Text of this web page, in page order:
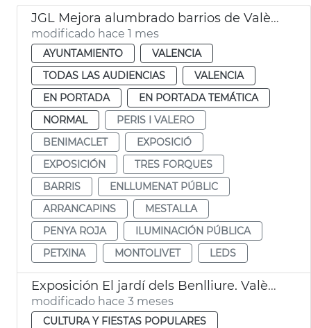
JGL Mejora alumbrado barrios de València
modificado hace 1 mes
AYUNTAMIENTO
VALENCIA
TODAS LAS AUDIENCIAS
VALENCIA
EN PORTADA
EN PORTADA TEMÁTICA
NORMAL
PERIS I VALERO
BENIMACLET
EXPOSICIÓ
EXPOSICIÓN
TRES FORQUES
BARRIS
ENLLUMENAT PÚBLIC
ARRANCAPINS
MESTALLA
PENYA ROJA
ILUMINACIÓN PÚBLICA
PETXINA
MONTOLIVET LEDS
Exposición El jardí dels Benlliure. València
modificado hace 3 meses
CULTURA Y FIESTAS POPULARES